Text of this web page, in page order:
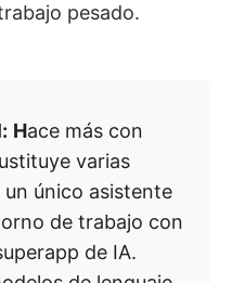
pesado.
Hace más con
varias
único asistente
de trabajo con
de IA.